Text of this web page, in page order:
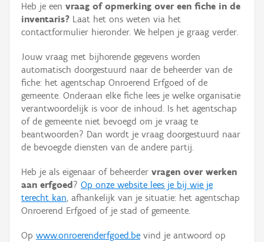
Erfgoedobject
Aanduidingsobject
Waarneming
Thema
Gebeurtenis
Persoon of collectief
Hergebruik
Aanmelden
Heb je een vraag of opmerking over een fiche in de
inventaris? Laat het ons weten via het
contactformulier hieronder. We helpen je graag verder.
Jouw vraag met bijhorende gegevens worden
automatisch doorgestuurd naar de beheerder van de
fiche: het agentschap Onroerend Erfgoed of de
gemeente. Onderaan elke fiche lees je welke organisatie
verantwoordelijk is voor de inhoud. Is het agentschap
of de gemeente niet bevoegd om je vraag te
beantwoorden? Dan wordt je vraag doorgestuurd naar
de bevoegde diensten van de andere partij.
Heb je als eigenaar of beheerder vragen over werken
aan erfgoed ? Op onze website lees je bij wie je
terecht kan, afhankelijk van je situatie: het agentschap
Onroerend Erfgoed of je stad of gemeente.
Op www.onroerenderfgoed.be vind je antwoord op